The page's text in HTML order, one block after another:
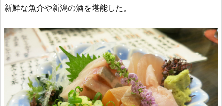
新鮮な魚介や新潟の酒を堪能した。